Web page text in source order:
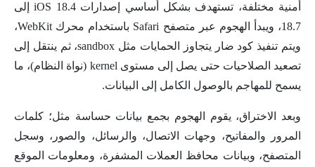
أمنية مختلفة، تستهدف بشكل أساسي إصدارات iOS 18.4 إلى
18.7، ويبدأ الهجوم عبر متصفح Safari باستخدام محرك WebKit،
ويتم تنفيذ كود ضار يتجاوز الحمايات مثل sandbox، ثم ينتقل إلى
تصعيد الصلاحيات حتى يصل إلى مستوى kernel (نواة النظام)، ما
يسمح للمهاجم بالوصول الكامل إلى البيانات.
وبعد الاختراق، يقوم الهجوم بجمع بيانات حساسة مثل؛ كلمات
المرور والمفاتيح، وجهات الاتصال، والرسائل، والصور، وسجل
المتصفح، وبيانات محافظ العملات المشفرة، ومعلومات الموقع